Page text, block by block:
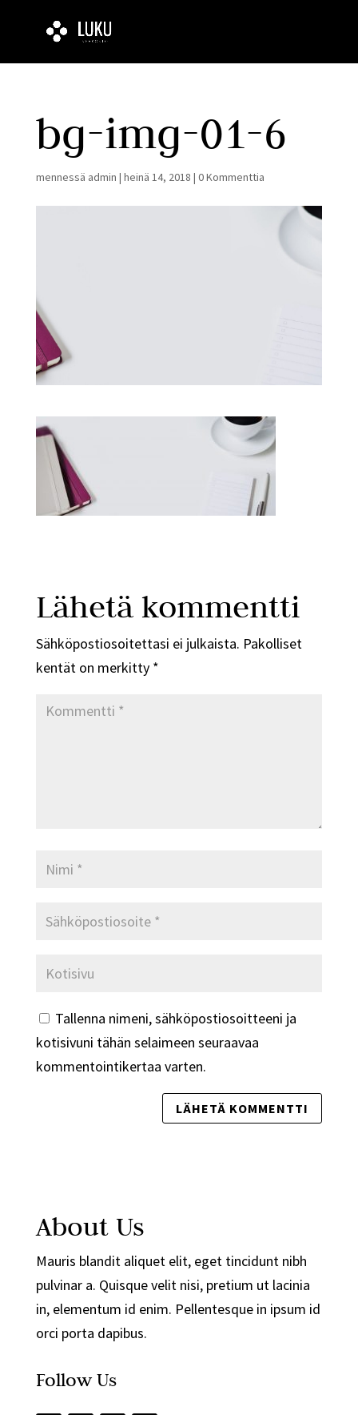
bg-img-01-6
mennessä admin | heinä 14, 2018 | 0 Kommenttia
Lähetä kommentti
Sähköpostiosoitettasi ei julkaista. Pakolliset
kentät on merkitty *
Tallenna nimeni, sähköpostiosoitteeni ja
kotisivuni tähän selaimeen seuraavaa
kommentointikertaa varten.
About Us
Mauris blandit aliquet elit, eget tincidunt nibh
pulvinar a. Quisque velit nisi, pretium ut lacinia
in, elementum id enim. Pellentesque in ipsum id
orci porta dapibus.
Follow Us